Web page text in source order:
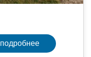
подробнее